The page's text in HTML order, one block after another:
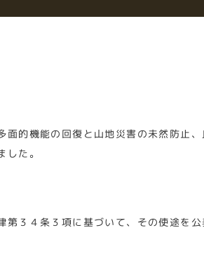
的機能の回復と山地災害の未然防止
た。
３４条３項に基づいて、その使途を